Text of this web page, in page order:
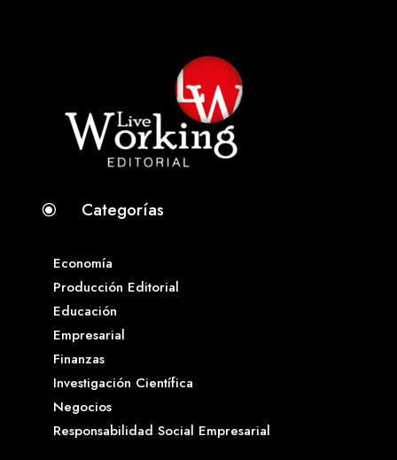
\ Categorías
Economía
Producción Editorial
Educación
Empresarial
Finanzas
Investigación Científica
Negocios
Responsabilidad Social Empresarial